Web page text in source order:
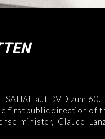
auf DVD zum 60.
first public direction of
minister, Claude